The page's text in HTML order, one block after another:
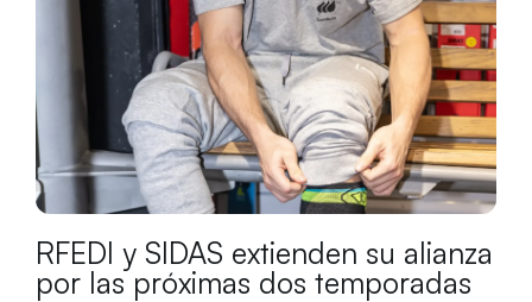
RFEDI y SIDAS extienden su alianza
por las próximas dos temporadas